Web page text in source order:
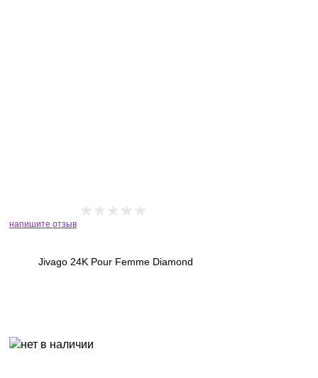
напишите отзыв
Jivago 24K Pour Femme Diamond